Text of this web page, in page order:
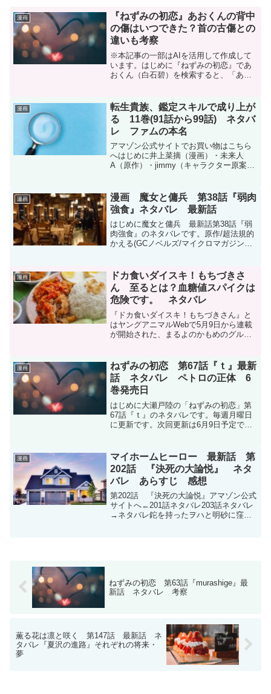
漫画
『ねずみの初恋』あおくんの背中
の傷はいつできた？首の古傷との
違いも考察
※本記事の一部はAIを活用して作成して
います。はじめに『ねずみの初恋』であ
おくん（白石碧）を検索すると、「あお
て表示されます。特に背中の傷は、物語
の重要な伏線とし...
漫画
転生貴族、鑑定スキルで成り上が
る 11巻(91話から99話) ネタバ
レ ファムの本名
アマゾン公式サイトでお買い物はこちら
へはじめに井上菜摘（漫画）・未来人
A（原作）・jimmy（キャラクター原案）
を増やしていたら、最強領地になって
た〜』11巻のネタバ...
漫画
漫画 魔女と傭兵 第38話『弱肉
強食』ネタバレ 最新話
はじめに魔女と傭兵 最新話第38話『弱
肉強食』のネタバレです。原作/超法規的
かえる(GCノベルズ/マイクロマガジン社
(GCノベルズ/マイクロマガジン社刊)...
漫画
ドカ食いダイスキ！もちづきさ
ん 至るとは？血糖値スパイクは
危険です。 ネタバレ
『ドカ食いダイスキ！もちづきさん』と
はヤングアニマルWebで5月9日から連載
が開始された、まるよのかもめのグルメ
てり山盛り食らうだけの意識底辺系漫
画。ドカ食いダイスキ...
漫画
ねずみの初恋 第67話『ｔ』最新
話 ネタバレ ペトロの正体 6
巻発売日
はじめに大瀬戸陸の「ねずみの初恋」第
67話『ｔ』のネタバレです。毎週月曜日
に更新です。次回更新は6月9日予定で
ずみの初恋 - 第６７話 † | ヤンマガ...
漫画
マイホームヒーロー 最新話 第
202話 『決死の大論悦』 ネタ
バレ あらすじ 感想
第202話 『決死の大論悦』アマゾン公式
サイトへ←201話ネタバレ203話ネタバレ
→ネタバレ鉈を持ったヲハと明砂に窪は
ねずみの初恋 第63話『murashige』最
新話 ネタバレ 考察
薫る花は凛と咲く 第147話 最新話 ネ
タバレ『夏沢の進路』それぞれの将来・
夢